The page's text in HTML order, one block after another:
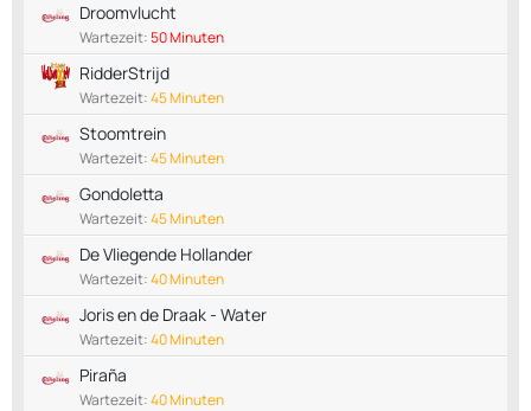
Droomvlucht
Wartezeit:50 Minuten
RidderStrijd
Wartezeit:45 Minuten
Stoomtrein
Wartezeit:45 Minuten
Gondoletta
Wartezeit:45 Minuten
De Vliegende Hollander
Wartezeit:40 Minuten
Joris en de Draak - Water
Wartezeit:40 Minuten
Piraña
Wartezeit:40 Minuten